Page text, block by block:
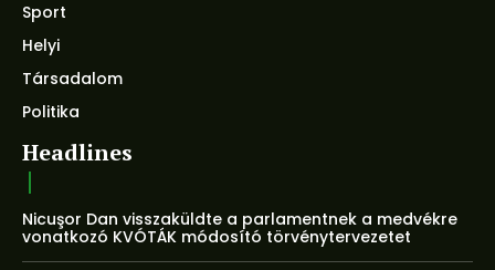
Sport
Helyi
Társadalom
Politika
Headlines
Nicuşor Dan visszaküldte a parlamentnek a medvékre
vonatkozó KVÓTÁK módosító törvénytervezetet